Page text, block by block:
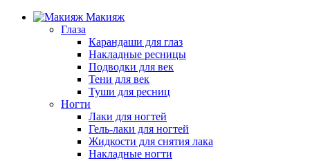
Макияж
Глаза
Карандаши для глаз
Накладные ресницы
Подводки для век
Тени для век
Туши для ресниц
Ногти
Лаки для ногтей
Гель-лаки для ногтей
Жидкости для снятия лака
Накладные ногти